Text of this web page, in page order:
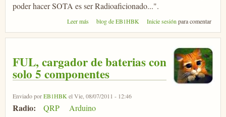
poder hacer SOTA es ser Radioaficionado...".
Leer más sobre Comenzar en SOTA ¿como?
blog de EB1HBK Inicie sesiónpara comentar
FUL, cargador de baterias con
solo 5 componentes
Enviado porEB1HBK el Vie, 08/07/2011 - 12:46
Radio: QRP Arduino